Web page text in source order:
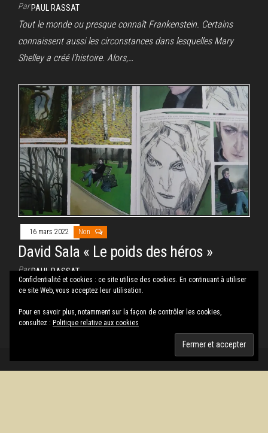
ParPAUL RASSAT
Tout le monde ou presque connaît Frankenstein. Certains
connaissent aussi les circonstances dans lesquelles Mary
Shelley a créé l’histoire. Alors,…
16 mars 2022 Non
David Sala « Le poids des héros »
ParPAUL RASSAT
Pourquoi écrire, dessiner, raconter Le livre de David Sala
écrivez un…
Confidentialité et cookies : ce site utilise des cookies. En continuant à utiliser
ce site Web, vous acceptez leur utilisation.
Pour en savoir plus, notamment sur la façon de contrôler les cookies,
consultez : Politique relative aux cookies